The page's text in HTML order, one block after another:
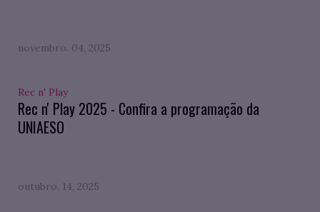
novembro. 04, 2025
Rec n' Play
Rec n' Play 2025 - Confira a programação da
UNIAESO
outubro. 14, 2025